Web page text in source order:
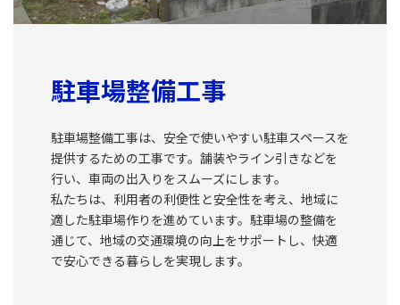
駐車場整備工事
駐車場整備工事は、安全で使いやすい駐車スペースを
提供するための工事です。舗装やライン引きなどを
行い、車両の出入りをスムーズにします。
私たちは、利用者の利便性と安全性を考え、地域に
適した駐車場作りを進めています。駐車場の整備を
通じて、地域の交通環境の向上をサポートし、快適
で安心できる暮らしを実現します。